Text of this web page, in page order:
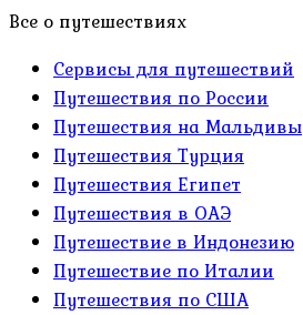
Все о путешествиях
Сервисы для путешествий
Путешествия по России
Путешествия на Мальдивы
Путешествия Турция
Путешествия Египет
Путешествия в ОАЭ
Путешествие в Индонезию
Путешествие по Италии
Путешествия по США